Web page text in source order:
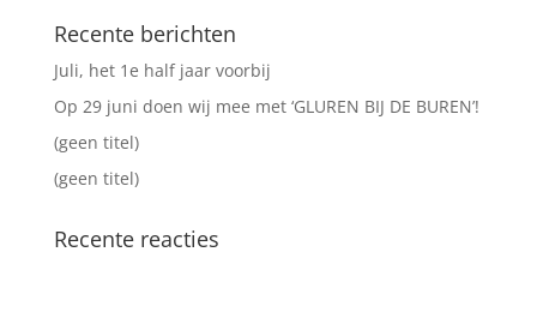
Recente berichten
Juli, het 1e half jaar voorbij
Op 29 juni doen wij mee met ‘GLUREN BIJ DE BUREN’!
(geen titel)
(geen titel)
Recente reacties